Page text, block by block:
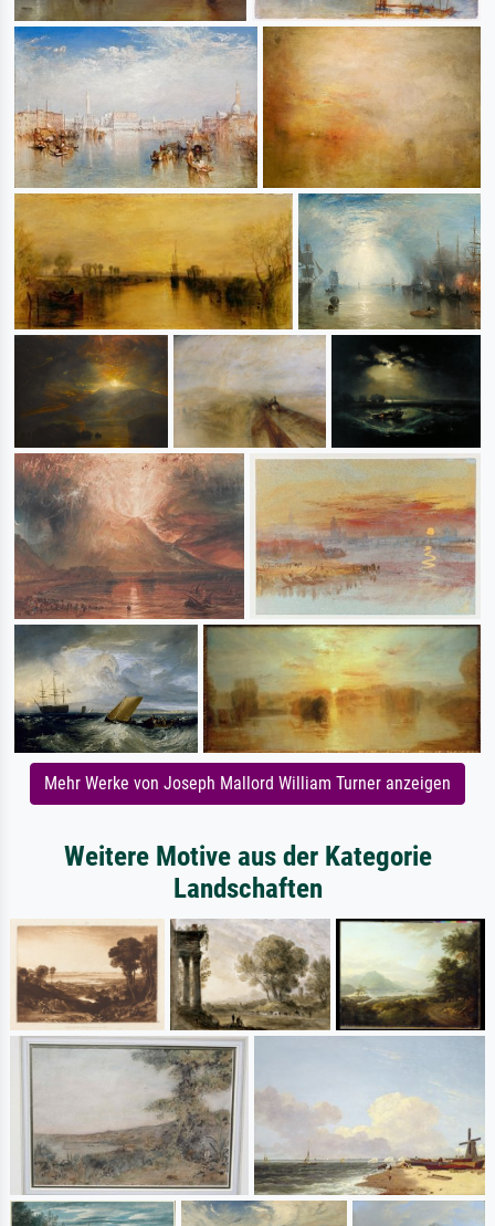
Mehr Werke von Joseph Mallord William Turner anzeigen
Weitere Motive aus der Kategorie
Landschaften